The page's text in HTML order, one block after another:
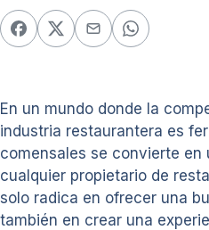
En un mundo donde la
industria restaurantera es
comensales se convierte en
cualquier propietario de
solo radica en ofrecer una
también en crear una